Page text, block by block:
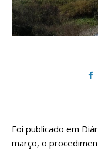
Foi publicado em
março, o